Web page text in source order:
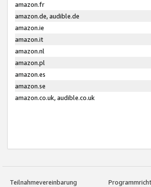
amazon.fr
amazon.de, audible.de
amazon.ie
amazon.it
amazon.nl
amazon.pl
amazon.es
amazon.se
amazon.co.uk, audible.co.uk
Teilnahmevereinbarung